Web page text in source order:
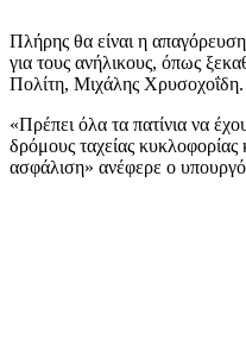
Πλήρης θα είναι η
για τους ανήλικους, όπως
Πολίτη, Μιχάλης Χρυσοχοΐδη.
«Πρέπει όλα τα πατίνια να
δρόμους ταχείας κυκλοφορίας
ασφάλιση» ανέφερε ο